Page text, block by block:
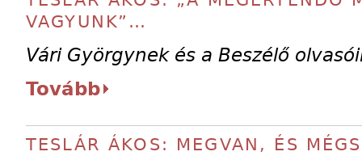
VAGYUNK”…
Vári Györgynek és a Beszélő
Tovább
TESLÁR ÁKOS: MEGVAN, ÉS